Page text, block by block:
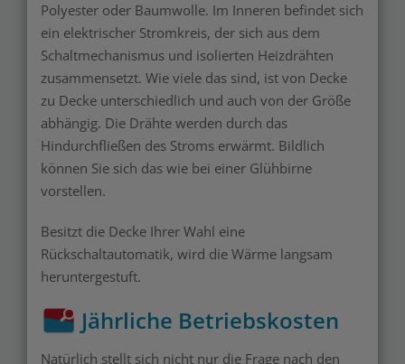
Polyester oder Baumwolle. Im Inneren befindet sich
ein elektrischer Stromkreis, der sich aus dem
Schaltmechanismus und isolierten Heizdrähten
zusammensetzt. Wie viele das sind, ist von Decke
zu Decke unterschiedlich und auch von der Größe
abhängig. Die Drähte werden durch das
Hindurchfließen des Stroms erwärmt. Bildlich
können Sie sich das wie bei einer Glühbirne
vorstellen.
Besitzt die Decke Ihrer Wahl eine
Rückschaltautomatik, wird die Wärme langsam
heruntergestuft.
Jährliche Betriebskosten
Natürlich stellt sich nicht nur die Frage nach den